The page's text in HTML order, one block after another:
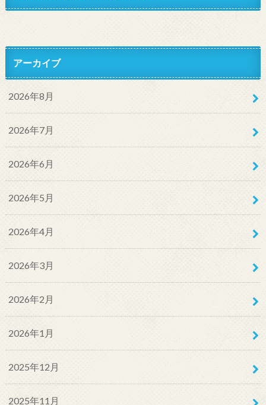
アーカイブ
2026年8月
2026年7月
2026年6月
2026年5月
2026年4月
2026年3月
2026年2月
2026年1月
2025年12月
2025年11月